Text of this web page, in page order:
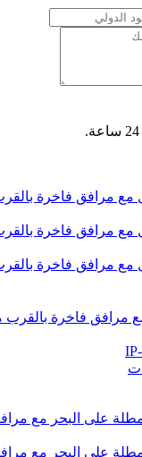
فاخرة بالقرب